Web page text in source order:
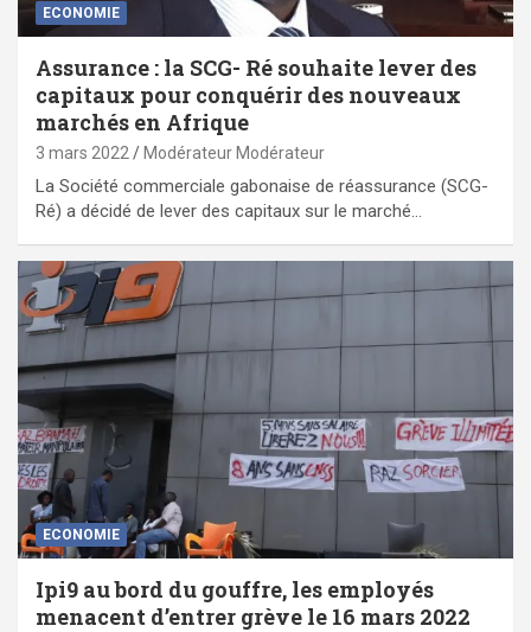
ECONOMIE
Assurance : la SCG- Ré souhaite lever des
capitaux pour conquérir des nouveaux
marchés en Afrique
3 mars 2022 Modérateur Modérateur
La Société commerciale gabonaise de réassurance (SCG-
Ré) a décidé de lever des capitaux sur le marché…
ECONOMIE
Ipi9 au bord du gouffre, les employés
menacent d’entrer grève le 16 mars 2022